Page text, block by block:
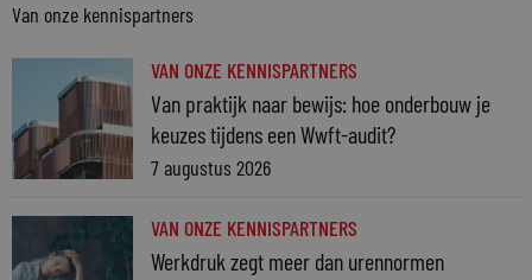
Van onze kennispartners
VAN ONZE KENNISPARTNERS
Van praktijk naar bewijs: hoe onderbouw je
keuzes tijdens een Wwft-audit?
7 augustus 2026
VAN ONZE KENNISPARTNERS
Werkdruk zegt meer dan urennormen